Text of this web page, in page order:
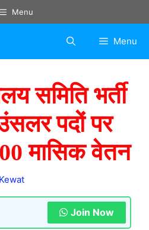
Menu
Menu
समिति भर्ती
पदों पर
मासिक वेतन
Join Now